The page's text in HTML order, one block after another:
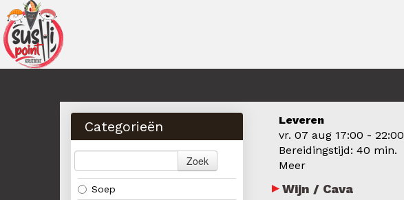
Categorieën
Zoek
Soep
Leveren
vr. 07 aug 17:00 - 22:00
Bereidingstijd: 40 min.
Meer
Wijn / Cava